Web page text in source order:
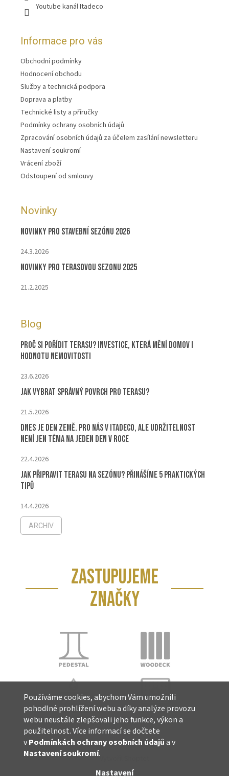
Používáme cookies, abychom Vám umožnili
pohodlné prohlížení webu a díky analýze provozu
webu neustále zlepšovali jeho funkce, výkon a
použitelnost. Více informací se dočtete
vPodmínkách ochrany osobních údajůa v
Nastavení soukromí.
Nastavení
Youtube kanál Itadeco
Informace pro vás
Obchodní podmínky
Hodnocení obchodu
Služby a technická podpora
Doprava a platby
Technické listy a příručky
Podmínky ochrany osobních údajů
Zpracování osobních údajů za účelem zasílání newsletteru
Nastavení soukromí
Vrácení zboží
Odstoupení od smlouvy
Novinky
Novinky pro stavební sezónu 2026
24.3.2026
Novinky pro terasovou sezonu 2025
21.2.2025
Blog
Proč si pořídit terasu? Investice, která mění domov i
hodnotu nemovitosti
23.6.2026
Jak vybrat správný povrch pro terasu?
21.5.2026
Dnes je Den Země. Pro nás v ITADECO, ale udržitelnost
není jen téma na jeden den v roce
22.4.2026
Jak připravit terasu na sezónu? Přinášíme 5 praktických
tipů
14.4.2026
ARCHIV
ZASTUPUJEME
ZNAČKY
Vytvořil Shoptet